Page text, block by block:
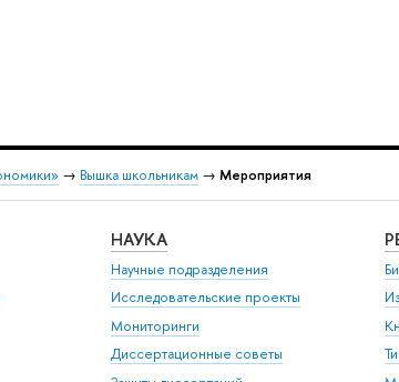
→ Вышка школьникам→ Мероприятия
НАУКА
Научные подразделения
Исследовательские проекты
Мониторинги
Диссертационные советы